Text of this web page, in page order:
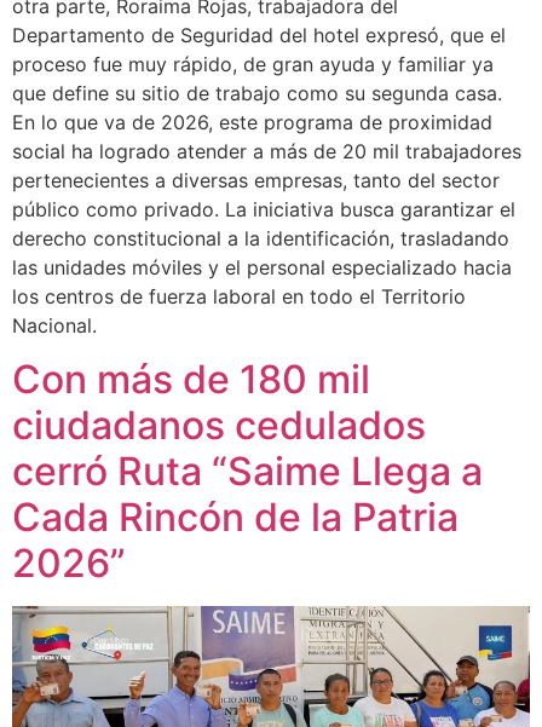
otra parte, Roraima Rojas, trabajadora del
Departamento de Seguridad del hotel expresó, que el
proceso fue muy rápido, de gran ayuda y familiar ya
que define su sitio de trabajo como su segunda casa.
En lo que va de 2026, este programa de proximidad
social ha logrado atender a más de 20 mil trabajadores
pertenecientes a diversas empresas, tanto del sector
público como privado. La iniciativa busca garantizar el
derecho constitucional a la identificación, trasladando
las unidades móviles y el personal especializado hacia
los centros de fuerza laboral en todo el Territorio
Nacional.
Con más de 180 mil
ciudadanos cedulados
cerró Ruta “Saime Llega a
Cada Rincón de la Patria
2026”